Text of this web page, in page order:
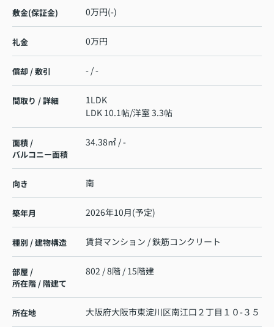
敷金(保証金) 0万円(-)
礼金 0万円
償却 / 敷引 - / -
間取り / 詳細
1LDK
LDK 10.1帖/洋室 3.3帖
面積 /
バルコニー面積
34.38㎡ / -
向き 南
築年月 2026年10月(予定)
種別 / 建物構造 賃貸マンション / 鉄筋コンクリート
部屋 /
所在階 / 階建て
802 / 8階 / 15階建
所在地 大阪府大阪市東淀川区南江口 ２丁目１０-３５